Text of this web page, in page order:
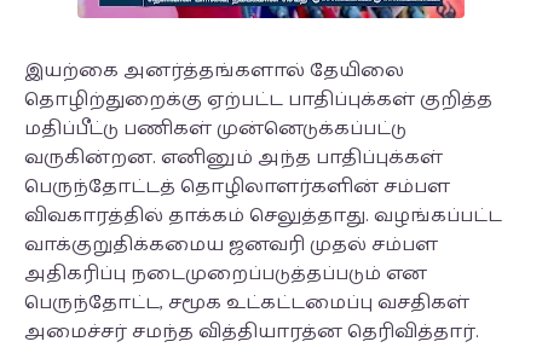
இயற்கை அனர்த்தங்களால் தேயிலை
தொழிற்துறைக்கு ஏற்பட்ட பாதிப்புக்கள் குறித்த
மதிப்பீட்டு பணிகள் முன்னெடுக்கப்பட்டு
வருகின்றன. எனினும் அந்த பாதிப்புக்கள்
பெருந்தோட்டத் தொழிலாளர்களின் சம்பள
விவகாரத்தில் தாக்கம் செலுத்தாது. வழங்கப்பட்ட
வாக்குறுதிக்கமைய ஜனவரி முதல் சம்பள
அதிகரிப்பு நடைமுறைப்படுத்தப்படும் என
பெருந்தோட்ட, சமூக உட்கட்டமைப்பு வசதிகள்
அமைச்சர் சமந்த வித்தியாரத்ன தெரிவித்தார்.